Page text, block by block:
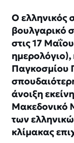
Ο ελληνικός
βουλγαρικό
στις 17
ημερολόγιο),
Παγκοσμίου
άνοιξη
Μακεδονικό
των
κλίμακας